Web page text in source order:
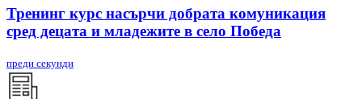
Тренинг курс насърчи добрата комуникация
сред децата и младежите в село Победа
преди секунди